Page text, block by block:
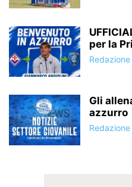
per la
Gli
azzurro